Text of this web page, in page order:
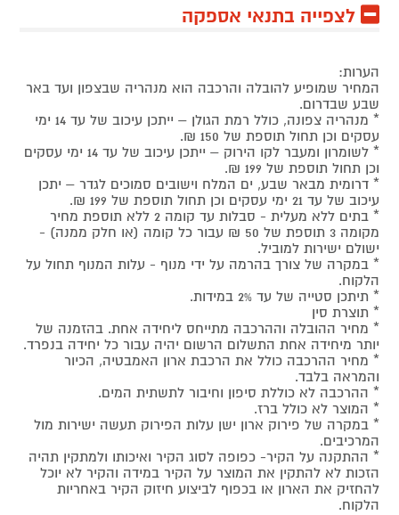
לצפייה בתנאי אספקה
הערות:
המחיר שמופיע להובלה והרכבה הוא מנהריה שבצפון ועד באר
שבע שבדרום.
* מנהריה צפונה, כולל רמת הגולן – ייתכן עיכוב של עד 14 ימי
עסקים וכן תחול תוספת של 150 ₪.
* לשומרון ומעבר לקו הירוק – ייתכן עיכוב של עד 14 ימי עסקים
וכן תחול תוספת של 199 ₪.
* דרומית מבאר שבע, ים המלח וישובים סמוכים לגדר – יתכן
עיכוב של עד 21 ימי עסקים וכן תחול תוספת של 199 ₪.
* בתים ללא מעלית - סבלות עד קומה 2 ללא תוספת מחיר
מקומה 3 תוספת של 50 ₪ עבור כל קומה (או חלק ממנה) -
ישולם ישירות למוביל.
* במקרה של צורך בהרמה על ידי מנוף - עלות המנוף תחול על
הלקוח.
* תיתכן סטייה של עד 2% במידות.
* תוצרת סין
* מחיר ההובלה וההרכבה מתייחס ליחידה אחת. בהזמנה של
יותר מיחידה אחת התשלום הרשום יהיה עבור כל יחידה בנפרד.
* מחיר ההרכבה כולל את הרכבת ארון האמבטיה, הכיור
והמראה בלבד.
* ההרכבה לא כוללת סיפון וחיבור לתשתית המים.
* המוצר לא כולל ברז.
* במקרה של פירוק ארון ישן עלות הפירוק תעשה ישירות מול
המרכיבים.
* ההתקנה על הקיר- כפופה לסוג הקיר ואיכותו ולמתקין תהיה
הזכות לא להתקין את המוצר על הקיר במידה והקיר לא יוכל
להחזיק את הארון או בכפוף לביצוע חיזוק הקיר באחריות
הלקוח.